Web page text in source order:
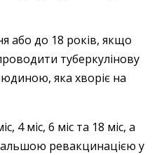
або до 18 років, якщо
туберкулінову
яка хворіє на
4 міс, 6 міс та 18 міс, а
ревакцинацією у